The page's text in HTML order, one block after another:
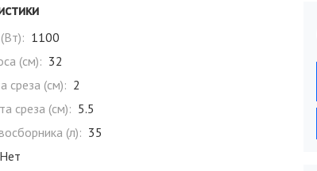
1100
(см): 32
среза (см): 2
среза (см): 5.5
(л): 35
Нет